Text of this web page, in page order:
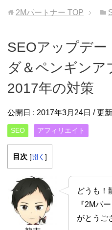
2Mパートナー TOP
SEOアップデー
ダ＆ペンギンア
2017年の対策
公開日 : 2017年3月24日 / 更
SEO アフィリエイト
目次 [開く ]
どうも！
『2Mパ
がとうご